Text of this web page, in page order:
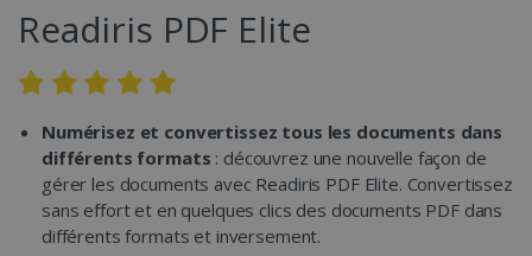
Readiris PDF Elite
Numérisez et convertissez tous les documents dans
différents formats : découvrez une nouvelle façon de
gérer les documents avec Readiris PDF Elite. Convertissez
sans effort et en quelques clics des documents PDF dans
différents formats et inversement.